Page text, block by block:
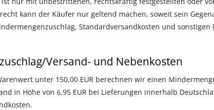
kann der Käufer nur geltend machen, soweit sein
Standardversandkosten und sonstigen
Versand- und Nebenkosten
unter 150,00 EUR berechnen wir einen
in Höhe von 6,95 EUR bei Lieferungen innerhalb